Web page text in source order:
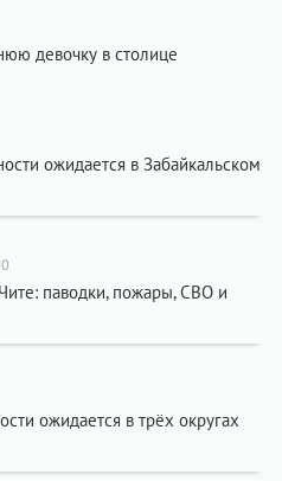
девочку в столице
ожидается в Забайкальском
паводки, пожары, СВО и
ожидается в трёх округах